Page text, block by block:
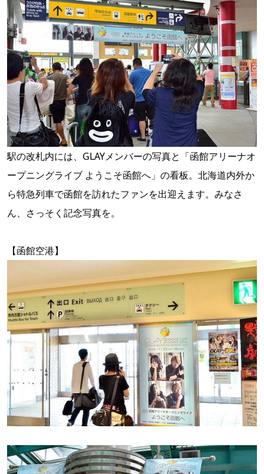
駅の改札内には、GLAYメンバーの写真と「函館アリーナオ
ープニングライブ ようこそ函館へ」の看板。北海道内外か
ら特急列車で函館を訪れたファンを出迎えます。みなさ
ん、さっそく記念写真を。
【函館空港】